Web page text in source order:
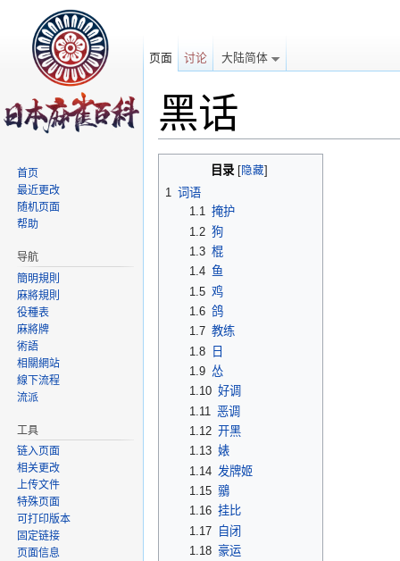
黑话
目录[ 隐藏
1 词语
1.1 掩护
1.2 狗
1.3 棍
1.4 鱼
1.5 鸡
1.6 鸽
1.7 教练
1.8
日
1.9 怂
1.10 好调
1.11 恶调
1.12 开黑
1.13 婊
1.14 发牌姬
1.15 鶸
1.16 挂比
1.17
自闭
1.18 豪运
页面 讨论 大陆简体
首页
最近更改
随机页面
帮助
导航
簡明規則
麻將規則
役種表
麻將牌
術語
相關網站
線下流程
流派
工具
链入页面
相关更改
上传文件
特殊页面
可打印版本
固定链接
页面信息